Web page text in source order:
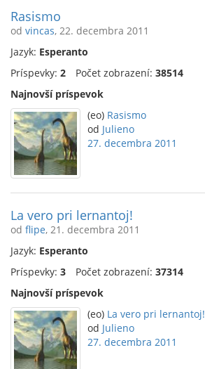
Rasismo
od vincas, 22. decembra 2011
Jazyk: Esperanto
Príspevky: 2 Počet zobrazení: 38514
Najnovší príspevok
(eo) Rasismo
od Julieno
27. decembra 2011
La vero pri lernantoj!
od flipe, 21. decembra 2011
Jazyk: Esperanto
Príspevky: 3 Počet zobrazení: 37314
Najnovší príspevok
(eo) La vero pri lernantoj!
od Julieno
27. decembra 2011